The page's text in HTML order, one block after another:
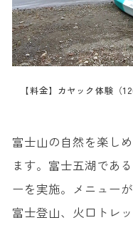
【料金】カヤック体験
富士山の自然を楽し
ます。富士五湖であ
ーを実施。メニュー
富士登山、火口トレ